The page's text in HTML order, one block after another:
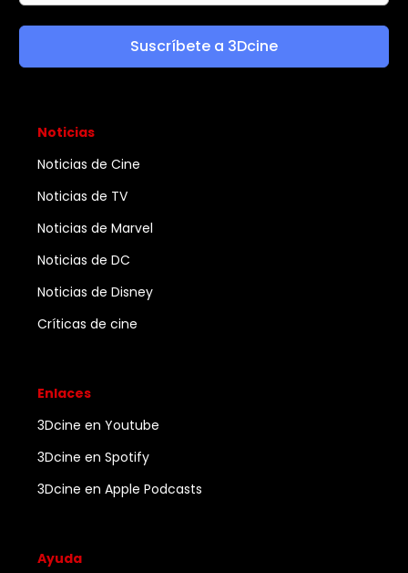
Suscríbete a 3Dcine
Noticias
Noticias de Cine
Noticias de TV
Noticias de Marvel
Noticias de DC
Noticias de Disney
Críticas de cine
Enlaces
3Dcine en Youtube
3Dcine en Spotify
3Dcine en Apple Podcasts
Ayuda